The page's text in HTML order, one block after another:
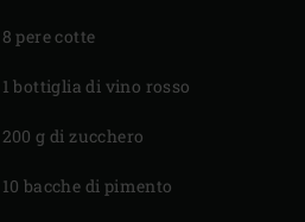
8 pere cotte
1 bottiglia di vino rosso
200 g di zucchero
10 bacche di pimento